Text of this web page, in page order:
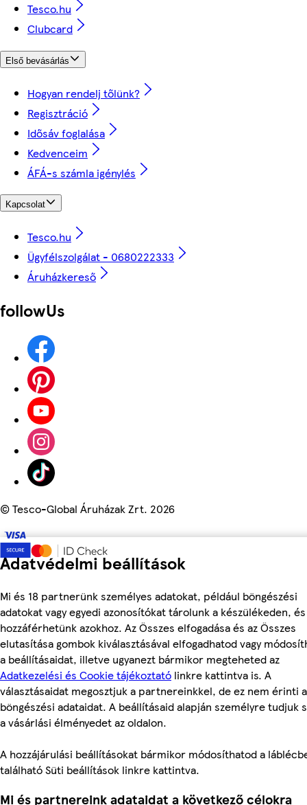
Adatvédelmi beállítások
Mi és 18 partnerünk személyes adatokat, például böngészési
adatokat vagy egyedi azonosítókat tárolunk a készülékeden, és
hozzáférhetünk azokhoz. Az Összes elfogadása és az Összes
elutasítása gombok kiválasztásával elfogadhatod vagy
a beállításaidat, illetve ugyanezt bármikor megteheted az
Adatkezelési és Cookie tájékoztató linkre kattintva is. A
választásaidat megosztjuk a partnereinkkel, de ez nem érinti a
böngészési adataidat. A beállításaid alapján személyre tudjuk
a vásárlási élményedet az oldalon.
A hozzájárulási beállításokat bármikor módosíthatod a
található Süti beállítások linkre kattintva.
Mi és partnereink adataidat a következő célokra
Tesco.hu
Clubcard
Első bevásárlás
Hogyan rendelj tőlünk?
Regisztráció
Idősáv foglalása
Kedvenceim
ÁFÁ-s számla igénylés
Kapcsolat
Tesco.hu
Ügyfélszolgálat - 0680222333
Áruházkereső
followUs
©Tesco-Global Áruházak Zrt. 2026